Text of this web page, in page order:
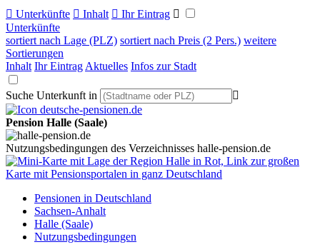
 Unterkünfte  Inhalt  Ihr Eintrag 
Unterkünfte
sortiert nach Lage (PLZ) sortiert nach Preis (2 Pers.) weitere
Sortierungen
Inhalt Ihr Eintrag Aktuelles Infos zur Stadt
Suche Unterkunft in 
Pension Halle (Saale)
Nutzungsbedingungen des Verzeichnisses halle-pension.de
Pensionen in Deutschland
Sachsen-Anhalt
Halle (Saale)
Nutzungsbedingungen